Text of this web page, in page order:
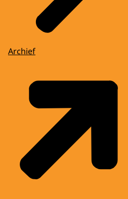
Archief